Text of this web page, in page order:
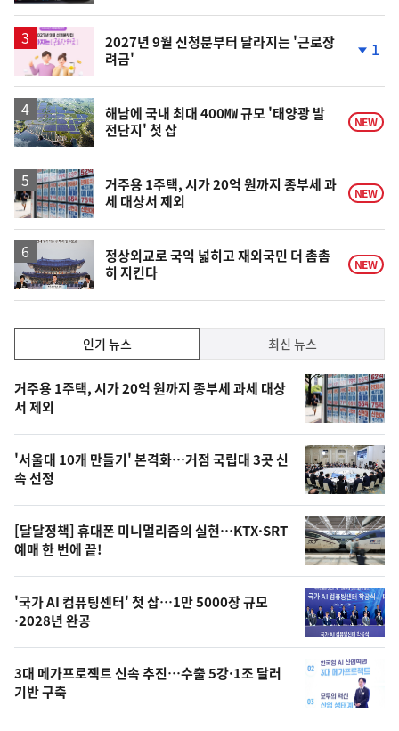
하
2027년 9월 신청분부터 달라지는 '근로장
려금'
하
락
1
해남에 국내 최대 400㎿ 규모 '태양광 발
전단지' 첫 삽
NEW
거주용 1주택, 시가 20억 원까지 종부세 과
세 대상서 제외
NEW
정상외교로 국익 넓히고 재외국민 더 촘촘
히 지킨다
NEW
기,
최
신,
오
늘
의
영
상
오
의
사
진
인기 뉴스 최신 뉴스
기
뉴
스
거주용 1주택, 시가 20억 원까지 종부세 과세 대상
서 제외
'서울대 10개 만들기' 본격화…거점 국립대 3곳 신
속 선정
[달달정책] 휴대폰 미니멀리즘의 실현…KTX·SRT
예매 한 번에 끝!
'국가 AI 컴퓨팅센터' 첫 삽…1만 5000장 규모
·2028년 완공
3대 메가프로젝트 신속 추진…수출 5강·1조 달러
기반 구축